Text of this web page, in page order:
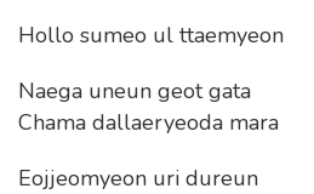
Hollo sumeo ul ttaemyeon
Naega uneun geot gata
Chama dallaeryeoda mara
Eojjeomyeon uri dureun